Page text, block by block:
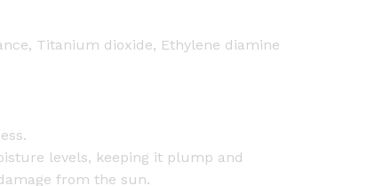
Titanium dioxide, Ethylene diamine
levels, keeping it plump and
from the sun.